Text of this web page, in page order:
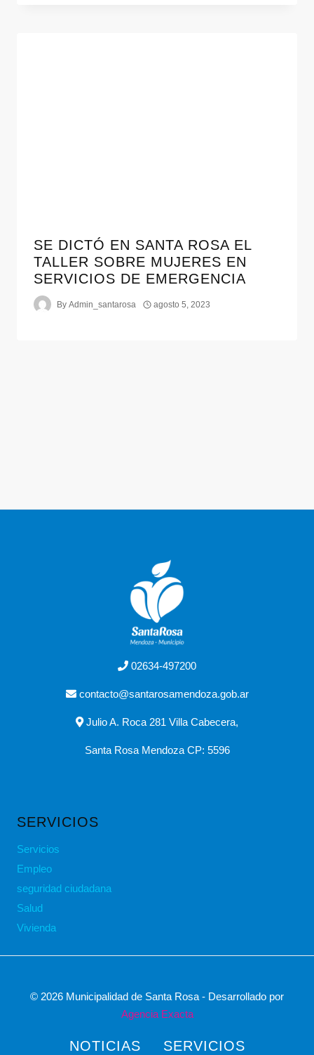
SE DICTÓ EN SANTA ROSA EL
TALLER SOBRE MUJERES EN
SERVICIOS DE EMERGENCIA
By Admin_santarosa agosto 5, 2023
02634-497200
contacto@santarosamendoza.gob.ar
Julio A. Roca 281 Villa Cabecera,
Santa Rosa Mendoza CP: 5596
SERVICIOS
Servicios
Empleo
seguridad ciudadana
Salud
Vivienda
© 2026 Municipalidad de Santa Rosa - Desarrollado por
Agencia Exacta
NOTICIAS SERVICIOS